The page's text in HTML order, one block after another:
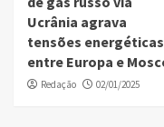
Ucrânia agrava
tensões energéticas
entre Europa e
Redação 02/01/2025